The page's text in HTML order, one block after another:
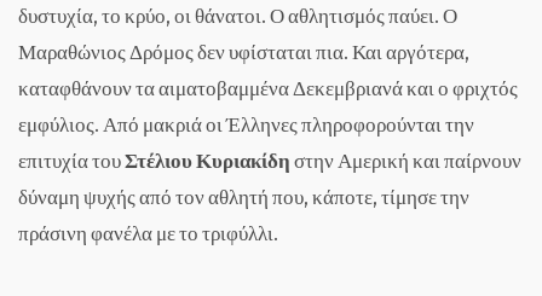
δυστυχία, το κρύο, οι θάνατοι. Ο αθλητισμός παύει. Ο
Μαραθώνιος Δρόμος δεν υφίσταται πια. Και αργότερα,
καταφθάνουν τα αιματοβαμμένα Δεκεμβριανά και ο φριχτός
εμφύλιος. Από μακριά οι Έλληνες πληροφορούνται την
επιτυχία τουΣτέλιου Κυριακίδηστην Αμερική και παίρνουν
δύναμη ψυχής από τον αθλητή που, κάποτε, τίμησε την
πράσινη φανέλα με το τριφύλλι.